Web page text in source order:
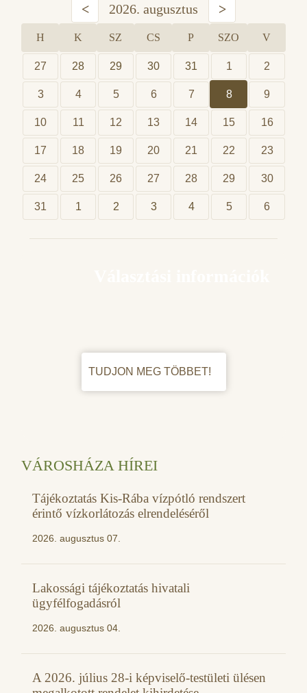
< 2026. augusztus >
H K SZ CS P SZO V
27 28 29 30 31 1 2
3 4 5 6 7 8 9
10 11 12 13 14 15 16
17 18 19 20 21 22 23
24 25 26 27 28 29 30
31 1 2 3 4 5 6
TUDJON MEG TÖBBET!
VÁROSHÁZA HÍREI
Tájékoztatás Kis-Rába vízpótló rendszert
érintő vízkorlátozás elrendeléséről
2026. augusztus 07.
Lakossági tájékoztatás hivatali
ügyfélfogadásról
2026. augusztus 04.
A 2026. július 28-i képviselő-testületi ülésen